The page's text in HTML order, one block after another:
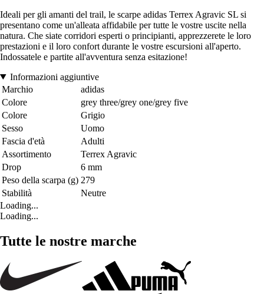
Ideali per gli amanti del trail, le scarpe adidas Terrex Agravic SL si
presentano come un'alleata affidabile per tutte le vostre uscite nella
natura. Che siate corridori esperti o principianti, apprezzerete le loro
prestazioni e il loro confort durante le vostre escursioni all'aperto.
Indossatele e partite all'avventura senza esitazione!
Informazioni aggiuntive
Marchio
adidas
Colore
grey three/grey one/grey five
Colore
Grigio
Sesso
Uomo
Fascia d'età
Adulti
Assortimento
Terrex Agravic
Drop
6 mm
Peso della scarpa (g) 279
Stabilità
Neutre
Loading...
Loading...
Tutte le nostre marche